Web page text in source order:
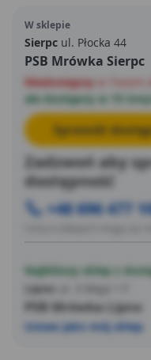
jest podlewanie
stan gleby:
W sklepie
Sierpc ul. Płocka 44
PSB Mrówka Sierpc
Niedostępny
ale dostępny w 19
Sprawdź
Zadzwoń aby
dostępność
+48 696 477
Najbliższy sklep z
Lipno
PSB Mrówka Lipno
Ustaw jako mój sklep